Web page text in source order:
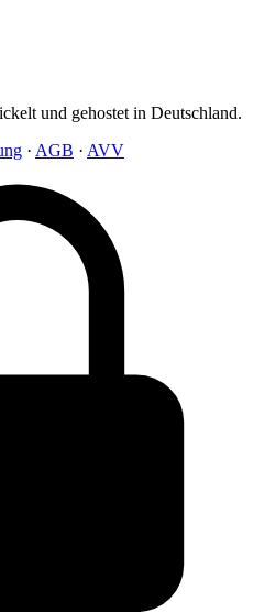
und gehostet in Deutschland.
· AGB · AVV